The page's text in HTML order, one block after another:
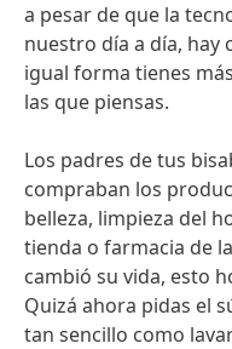
a pesar de que la
nuestro día a día, hay
igual forma tienes
las que piensas.
Los padres de tus
compraban los
belleza, limpieza del
tienda o farmacia de
cambió su vida, esto
Quizá ahora pidas el
tan sencillo como